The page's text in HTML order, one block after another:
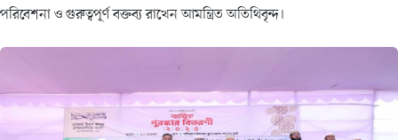
পরিবেশনা ও গুরুত্বপূর্ণ বক্তব্য রাখেন আমন্ত্রিত অতিথিবৃন্দ।